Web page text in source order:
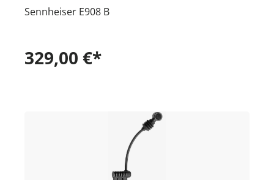
Sennheiser E908 B
329,00 €*